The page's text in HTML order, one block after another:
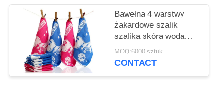
Bawełna 4 warstwy
żakardowe szalik
szalika skóra woda
dziecięcy 12 sztuk za
komplet
MOQ:6000 sztuk
CONTACT